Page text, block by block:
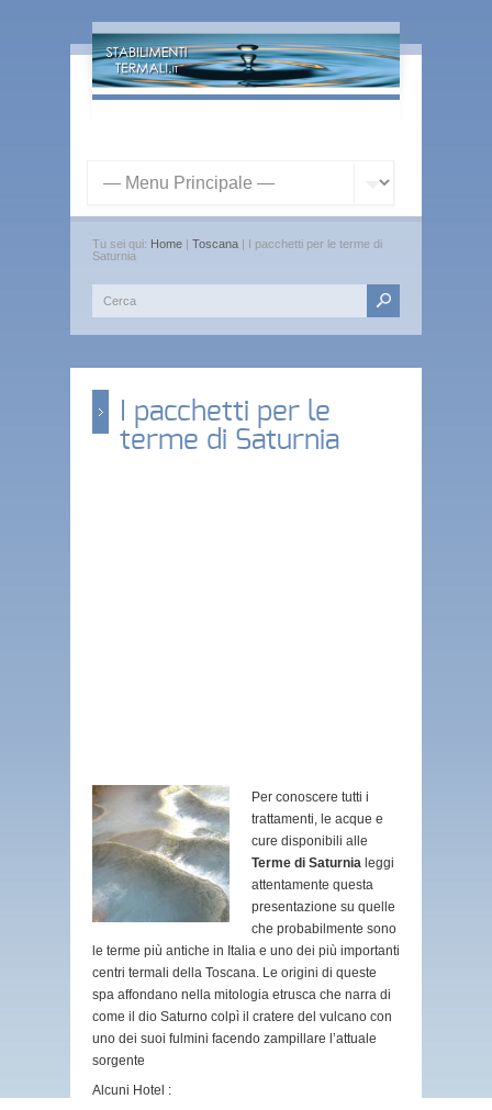
Tu sei qui: Home | Toscana | I pacchetti per le terme di
Saturnia
I pacchetti per le
terme di Saturnia
Per conoscere tutti i
trattamenti, le acque e
cure disponibili alle
Terme di Saturnia leggi
attentamente questa
presentazione su quelle
che probabilmente sono
le terme più antiche in Italia e uno dei più importanti
centri termali della Toscana. Le origini di queste
spa affondano nella mitologia etrusca che narra di
come il dio Saturno colpì il cratere del vulcano con
uno dei suoi fulmini facendo zampillare l’attuale
sorgente
Alcuni Hotel :